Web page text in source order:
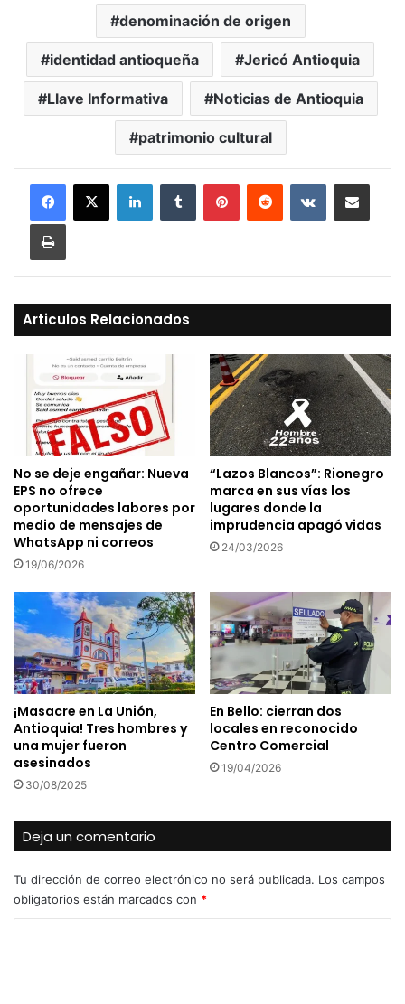
denominación de origen
identidad antioqueña Jericó Antioquia
Llave Informativa Noticias de Antioquia
patrimonio cultural
LinkedInTumblr PinterestReddit VKontakteCompartir vía Mail
Print
Articulos Relacionados
No se deje engañar: Nueva
EPS no ofrece
oportunidades labores por
medio de mensajes de
WhatsApp ni correos
19/06/2026
“Lazos Blancos”: Rionegro
marca en sus vías los
lugares donde la
imprudencia apagó vidas
24/03/2026
¡Masacre en La Unión,
Antioquia! Tres hombres y
una mujer fueron
asesinados
30/08/2025
En Bello: cierran dos
locales en reconocido
Centro Comercial
19/04/2026
Deja un comentario
Tu dirección de correo electrónico no será publicada. Los campos
obligatorios están marcados con *